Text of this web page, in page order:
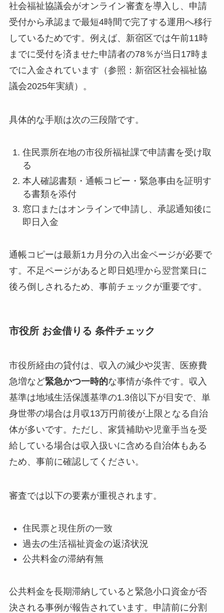
社会福祉協議会がオンライン審査を導入し、申請
受付から承認まで最短4時間で完了する運用へ移行
しているためです。例えば、新宿区では午前11時
までに受付を済ませた申請者の78％が当日17時ま
でに入金されています（参照：新宿区社会福祉協
議会2025年実績）。
具体的な手順は次の三段階です。
住民票所在地の市役所福祉課で申請書を受け取
る
本人確認書類・通帳コピー・緊急事由を証明す
る書類を添付
窓口またはオンラインで申請し、承認通知後に
即日入金
通帳コピーは最新1カ月分の入出金ページが必要で
す。不足ページがあると即日処理から翌営業日に
後ろ倒しされるため、事前チェックが重要です。
市役所 お金借りる 条件チェック
市役所経由の貸付は、収入の減少や災害、医療費
急増など緊急かつ一時的な事情が条件です。収入
基準は地域生活保護基準の1.3倍以下が目安で、単
身世帯の場合は月収13万円前後が上限となる自治
体が多いです。ただし、家賃補助や児童手当を受
給している場合は収入扱いに含める自治体もある
ため、事前に確認してください。
審査では以下の要素が重視されます。
住民票と現住所の一致
過去の生活福祉資金の返済状況
公共料金の滞納有無
公共料金を長期滞納していると緊急小口資金が否
決される事例が報告されています。申請前に分割